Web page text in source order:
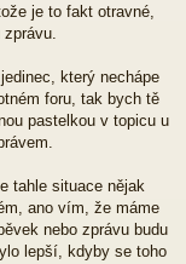
je to fakt otravné,
který nechápe
foru, tak bych tě
pastelkou v topicu u
tahle situace nějak
ano vím, že máme
nebo zprávu budu
lepší, kdyby se toho